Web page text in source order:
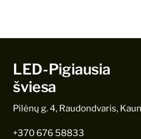
LED-Pigiausia
šviesa
Pilėnų g. 4, Raudondvaris,
+370 676 58833